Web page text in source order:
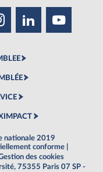
nationale 2019
conforme
des cookies
75355 Paris 07 SP -